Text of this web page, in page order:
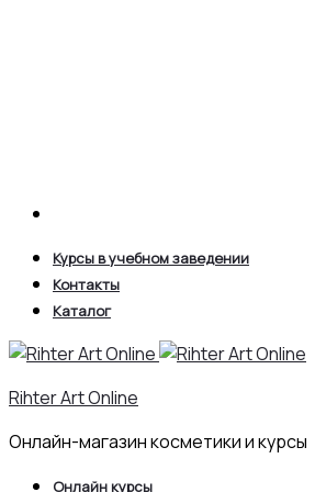
Курсы в учебном заведении
Контакты
Каталог
Rihter Art Online
Онлайн-магазин косметики и курсы
Онлайн курсы